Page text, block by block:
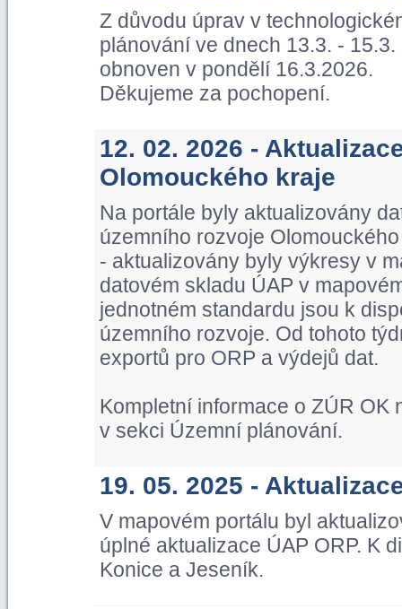
Z důvodu úprav v
plánování ve dnech 13.3. -
obnoven v pondělí 16.3.2026.
Děkujeme za pochopení.
12. 02. 2026 -
Olomouckého kraje
Na portále byly aktualizovány
územního rozvoje
- aktualizovány byly výkresy v
datovém skladu ÚAP v
jednotném standardu jsou k
územního rozvoje. Od tohoto
exportů pro ORP a výdejů dat.
Kompletní informace o ZÚR
v sekci Územní plánování.
19. 05. 2025 -
V mapovém portálu byl
úplné aktualizace ÚAP ORP. K
Konice a Jeseník.